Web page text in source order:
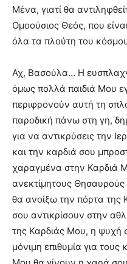
Μένα, γιατί θα
Ομοούσιος Θεός, που
όλα τα πλούτη του
Αχ, Βασούλα… Η
όμως πολλά παιδιά Μου
περιφρονούν αυτή τη
παροδική πάνω στη γη,
για να αντικρύσεις την
και την καρδιά σου
χαραγμένα στην Καρδιά
ανεκτίμητους Θησαυρούς
θα ανοίξω την πόρτα της
σου αντικρίσουν στην
της Καρδιάς Μου, η ψυχή
μόνιμη επιθυμία για